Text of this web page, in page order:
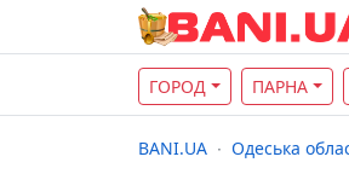
ГОРОД ПАРНА
BANI.UA Одеська